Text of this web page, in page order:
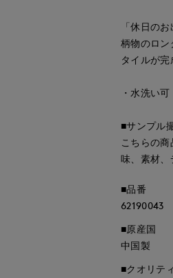
「休日の
柄物のロン
タイルが完
・水洗い可
■サンプル
こちらの
味、素材、
■品番
62190043
■原産国
中国製
■クオリティ